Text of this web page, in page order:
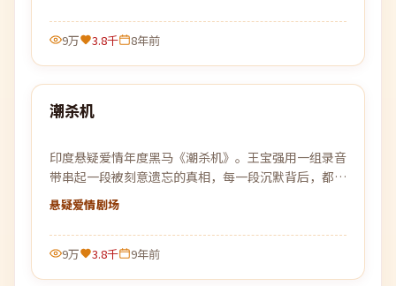
9万 3.8千 8年前
热门
潮杀机
印度悬疑爱情年度黑马《潮杀机》。王宝强用一组录音
带串起一段被刻意遗忘的真相，每一段沉默背后，都是
一次惊雷般的回响。
悬疑爱情剧场
9万 3.8千 9年前